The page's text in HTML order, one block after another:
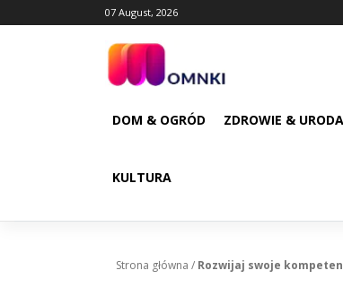
to
07 August, 2026
DOM & OGRÓD ZDROWIE & URODA
KULTURA
Strona główna / Rozwijaj swoje